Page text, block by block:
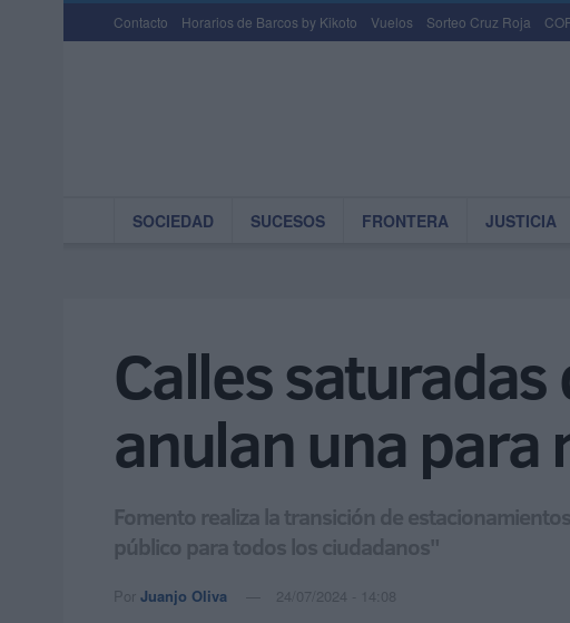
Contacto Horarios de Barcos by Kikoto Vuelos Sorteo Cruz Roja
SOCIEDAD SUCESOS FRONTERA JUSTICIA
Calles
anulan una para
Fomento realiza la transición de
público para todos los ciudadanos"
Por Juanjo Oliva 24/07/2024 - 14:08